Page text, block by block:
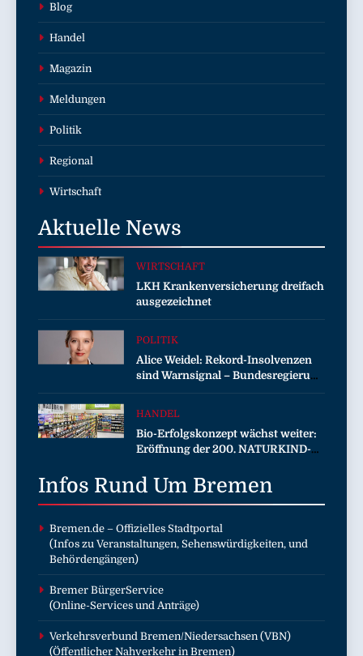
Blog
Handel
Magazin
Meldungen
Politik
Regional
Wirtschaft
Aktuelle News
WIRTSCHAFT
LKH Krankenversicherung dreifach
ausgezeichnet
POLITIK
Alice Weidel: Rekord-Insolvenzen
sind Warnsignal – Bundesregierung
verschärft die Wirtschaftskrise
HANDEL
Bio-Erfolgskonzept wächst weiter:
Eröffnung der 200. NATURKIND-
Infos Rund Um Bremen
Bremen.de – Offizielles Stadtportal
(Infos zu Veranstaltungen, Sehenswürdigkeiten, und
Behördengängen)
Bremer BürgerService
(Online-Services und Anträge)
Verkehrsverbund Bremen/Niedersachsen (VBN)
(Öffentlicher Nahverkehr in Bremen)